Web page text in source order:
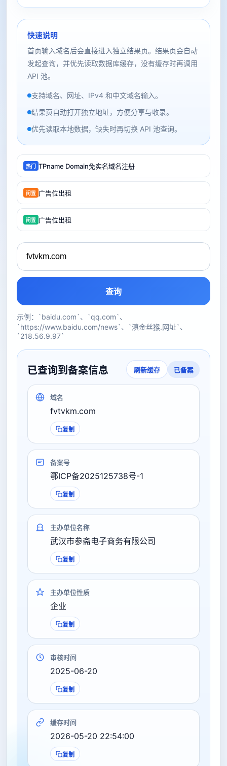
快速说明
首页输入域名后会直接进入独立结果页。结果页会自动
发起查询，并优先读取数据库缓存，没有缓存时再调用
API 池。
支持域名、网址、IPv4 和中文域名输入。
结果页自动打开独立地址，方便分享与收录。
优先读取本地数据，缺失时再切换 API 池查询。
热门 TPname Domain免实名域名注册
闲置 广告位出租
闲置 广告位出租
查询
示例：`baidu.com`、`qq.com`、
`https://www.baidu.com/news`、`滇金丝猴.网址`、
`218.56.9.97`
已查询到备案信息 刷新缓存 已备案
域名
fvtvkm.com
复制
备案号
鄂ICP备2025125738号-1
复制
主办单位名称
武汉市参斋电子商务有限公司
复制
主办单位性质
企业
复制
审核时间
2025-06-20
复制
缓存时间
2026-05-20 22:54:00
复制